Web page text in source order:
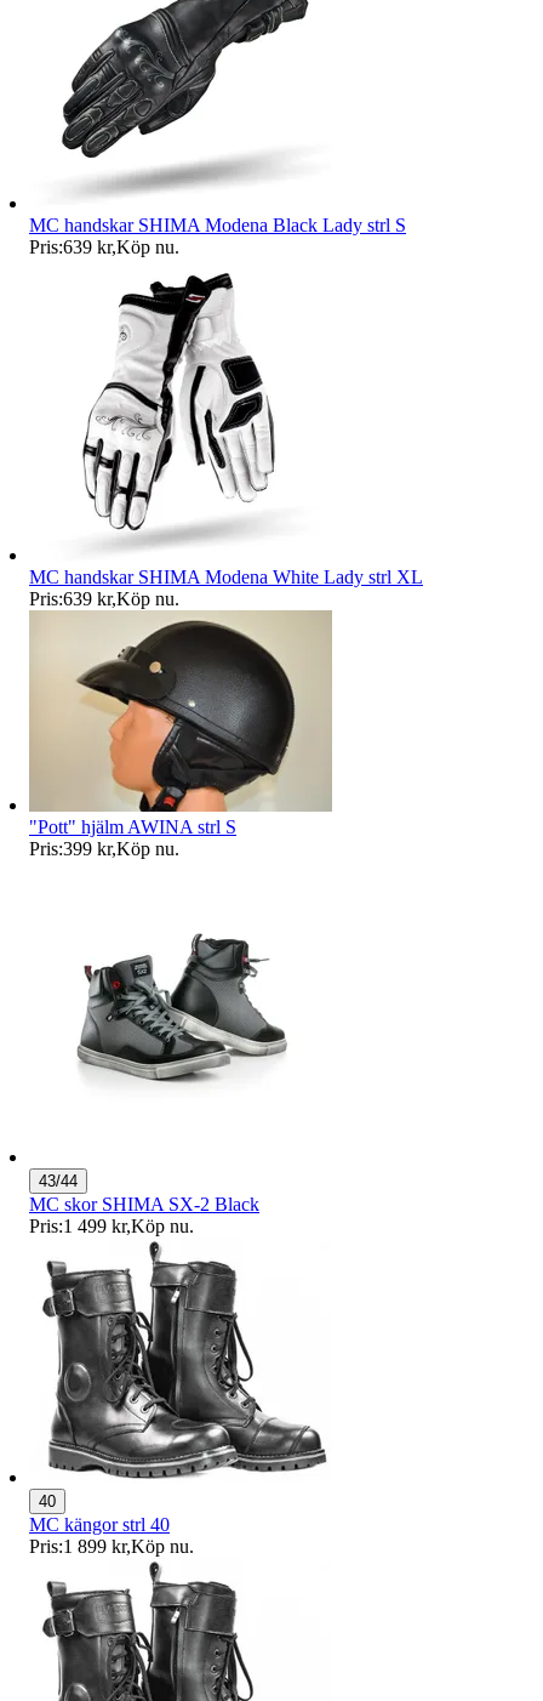
MC handskar SHIMA Modena Black Lady strl S
Pris:639 kr,Köp nu.
MC handskar SHIMA Modena White Lady strl XL
Pris:639 kr,Köp nu.
"Pott" hjälm AWINA strl S
Pris:399 kr,Köp nu.
43/44
MC skor SHIMA SX-2 Black
Pris:1 499 kr,Köp nu.
40
MC kängor strl 40
Pris:1 899 kr,Köp nu.